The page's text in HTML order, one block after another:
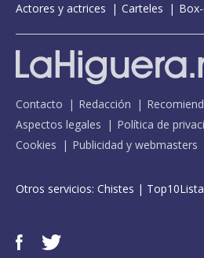
Actores y actrices
Carteles
Contacto Redacción
Aspectos legales
Política de
Cookies
Publicidad y webmasters
Otros servicios: Chistes |